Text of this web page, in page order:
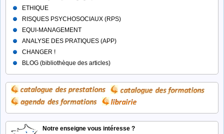
ETHIQUE
RISQUES PSYCHOSOCIAUX (RPS)
EQUI-MANAGEMENT
ANALYSE DES PRATIQUES (APP)
CHANGER !
BLOG (bibliothèque des articles)
Notre enseigne vous intéresse ?